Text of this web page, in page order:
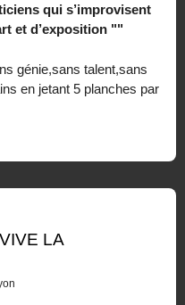
qui s’improvisent
et d’exposition ""
génie,sans talent,sans
en jetant 5 planches par
LA